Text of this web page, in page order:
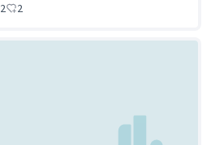
2 2